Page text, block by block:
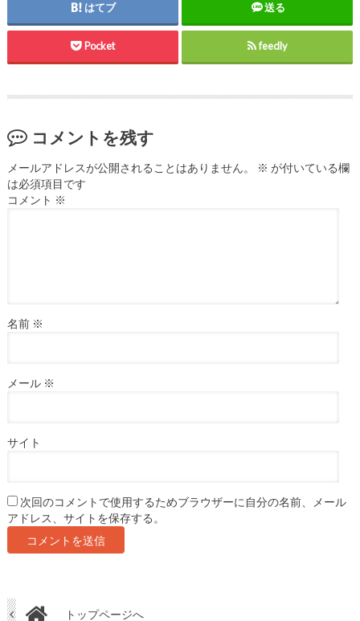
はてブ 送る
Pocket feedly
コメントを残す
メールアドレスが公開されることはありません。 ※ が付いている欄
は必須項目です
コメント ※
名前 ※
メール ※
サイト
次回のコメントで使用するためブラウザーに自分の名前、メール
アドレス、サイトを保存する。
トップページへ